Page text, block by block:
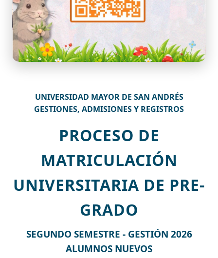
UNIVERSIDAD MAYOR DE SAN ANDRÉS
GESTIONES, ADMISIONES Y REGISTROS
PROCESO DE
MATRICULACIÓN
UNIVERSITARIA DE PRE-
GRADO
SEGUNDO SEMESTRE - GESTIÓN 2026
ALUMNOS NUEVOS